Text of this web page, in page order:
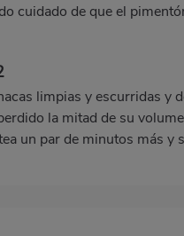
cuidado de que el
limpias y escurridas y
la mitad de su
un par de minutos más y